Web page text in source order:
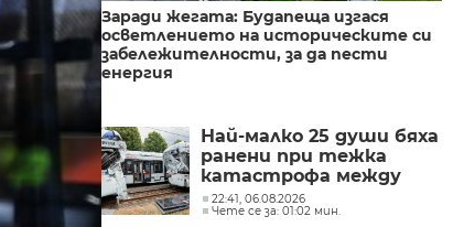
Заради жегата: Будапеща изгася
осветлението на историческите си
забележителности, за да пести
енергия
Най-малко 25 души бяха
ранени при тежка
катастрофа между
трамваи в западната
част на Германия
22:41, 06.08.2026
Чете се за: 01:02 мин.